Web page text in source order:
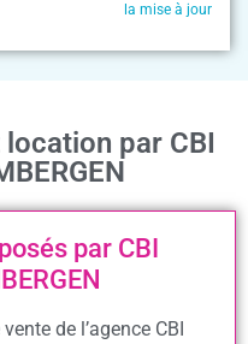
la mise à jour
par CBI
par CBI
de l’agence CBI